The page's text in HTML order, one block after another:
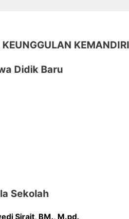
Didik Baru
Sekolah
Sirait, BM., M.pd.